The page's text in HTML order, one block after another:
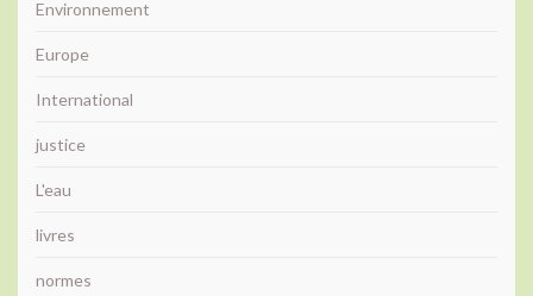
Environnement
Europe
International
justice
L'eau
livres
normes